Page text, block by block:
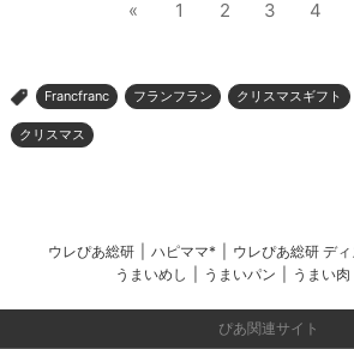
« 1 2 3 4
> Francfranc フランフラン クリスマスギフト
クリスマス
ウレぴあ総研 ハピママ* ウレぴあ総研 デ
うまいめし
うまいパン うまい肉
ぴあ関連サイト